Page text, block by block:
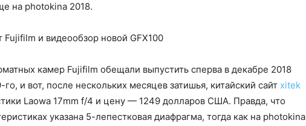
на photokina 2018.
камер Fujifilm обещали выпустить сперва в декабре 2018
и вот, после нескольких месяцев затишья, китайский сайт xitek
Laowa 17mm f/4 и цену — 1249 долларов США. Правда, что
указана 5-лепестковая диафрагма, тогда как на photokina